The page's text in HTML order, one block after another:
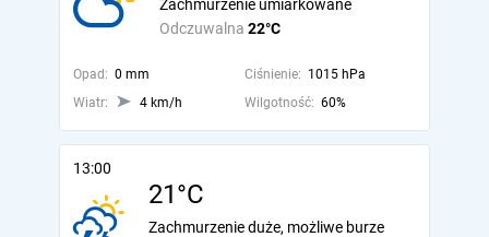
Odczuwalna 22°C
Zachmurzenie umiarkowane
Opad: 0 mm Ciśnienie: 1015 hPa
Wiatr:
4 km/h Wilgotność: 60%
13:00
21°C
Zachmurzenie duże, możliwe burze